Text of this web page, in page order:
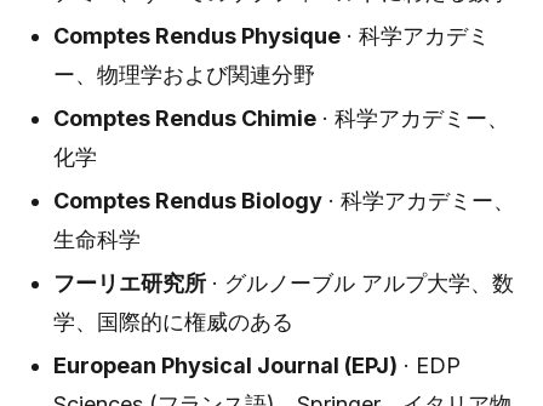
Comptes Rendus Physique · 科学アカデミ
ー、物理学および関連分野
Comptes Rendus Chimie · 科学アカデミー、
化学
Comptes Rendus Biology · 科学アカデミー、
生命科学
フーリエ研究所 · グルノーブル アルプ大学、数
学、国際的に権威のある
European Physical Journal (EPJ) · EDP